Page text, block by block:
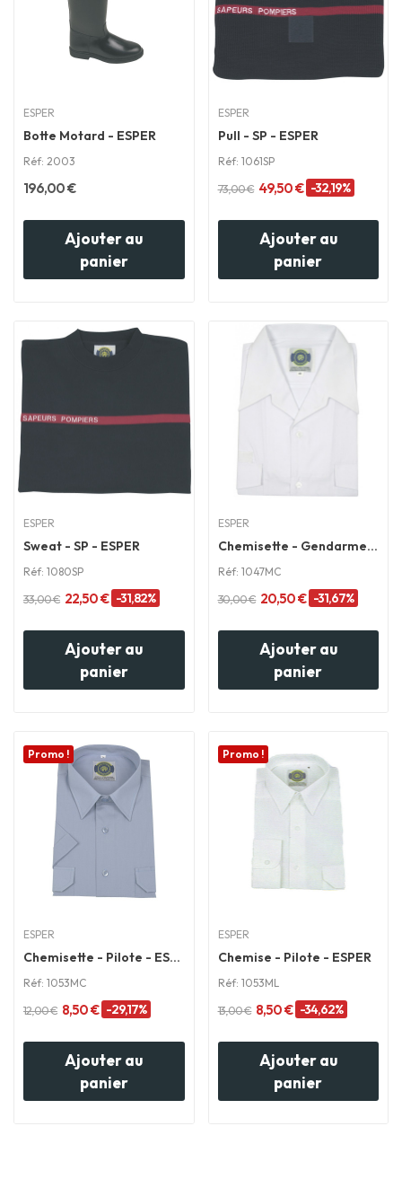
ESPER
Botte Motard - ESPER
Réf: 2003
196,00 €
Ajouter au
panier
ESPER
Pull - SP - ESPER
Réf: 1061SP
73,00 € 49,50 € -32,19%
Ajouter au
panier
ESPER
Sweat - SP - ESPER
Réf: 1080SP
33,00 € 22,50 € -31,82%
Ajouter au
panier
ESPER
Chemisette - Gendarmerie - ESPER
Réf: 1047MC
30,00 € 20,50 € -31,67%
Ajouter au
panier
Promo !
ESPER
Chemisette - Pilote - ESPER
Réf: 1053MC
12,00 € 8,50 € -29,17%
Ajouter au
panier
Promo !
ESPER
Chemise - Pilote - ESPER
Réf: 1053ML
13,00 € 8,50 € -34,62%
Ajouter au
panier